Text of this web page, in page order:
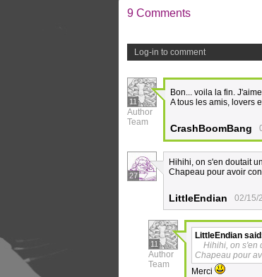
9 Comments
Log-in to comment
11
Author
Team
Bon... voila la fin.
A tous les amis, lovers
CrashBoomBang
27
Hihihi, on s'en doutait
Chapeau pour avoir
LittleEndian 02/15/
11
Author
Team
LittleEndian
Hihihi, on s'en
Chapeau pour
Merci